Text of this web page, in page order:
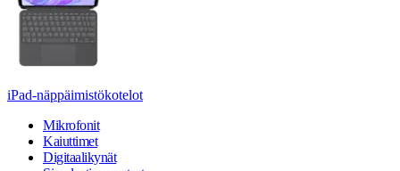
iPad-näppäimistökotelot
Mikrofonit
Kaiuttimet
Digitaalikynät